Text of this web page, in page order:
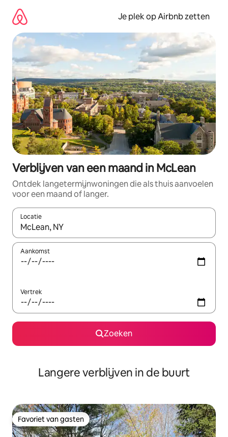
direct
naar
inhoud
Je plek op Airbnb zetten
Verblijven van een maand in McLean
Ontdek langetermijnwoningen die als thuis aanvoelen
voor een maand of langer.
Locatie
Wanneer er resultaten beschikbaar zijn, maak je een keuze
Aankomst
Vertrek
Zoeken
Langere verblijven in de buurt
Favoriet van gasten
Favoriet van gasten